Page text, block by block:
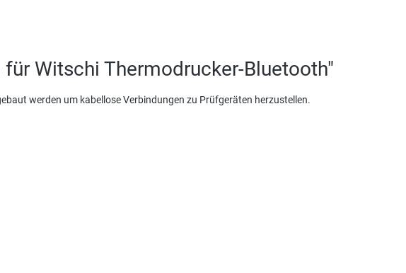
Witschi Thermodrucker-Bluetooth"
werden um kabellose Verbindungen zu Prüfgeräten herzustellen.